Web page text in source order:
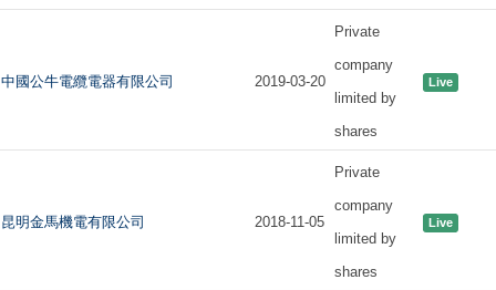
中國公牛電纜電器有限公司 2019-03-20
Private
company
limited by
shares
Live
昆明金馬機電有限公司 2018-11-05
Private
company
limited by
shares
Live